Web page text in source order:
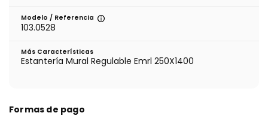
Modelo / Referencia
103.0528
Más Características
Estantería Mural Regulable Emrl 250X1400
Formas de pago